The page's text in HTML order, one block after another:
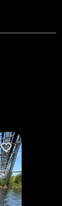
Dodaj do